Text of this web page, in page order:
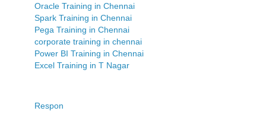
Oracle Training in Chennai
Spark Training in Chennai
Pega Training in Chennai
corporate training in chennai
Power BI Training in Chennai
Excel Training in T Nagar
Respon